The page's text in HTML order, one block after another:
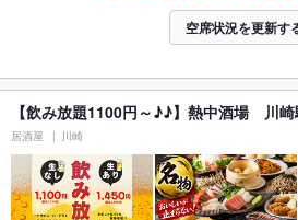
空席状況を更新す
【飲み放題1100円～♪♪】熱中酒場 川
居酒屋 川崎